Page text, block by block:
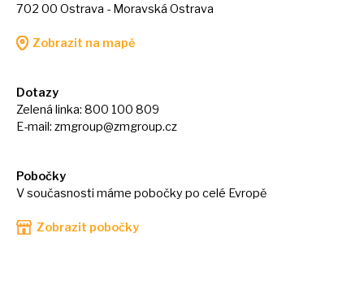
702 00 Ostrava - Moravská Ostrava
Zobrazit na mapě
Dotazy
Zelená linka: 800 100 809
E-mail: zmgroup@zmgroup.cz
Pobočky
V současnosti máme pobočky po celé Evropě
Zobrazit pobočky